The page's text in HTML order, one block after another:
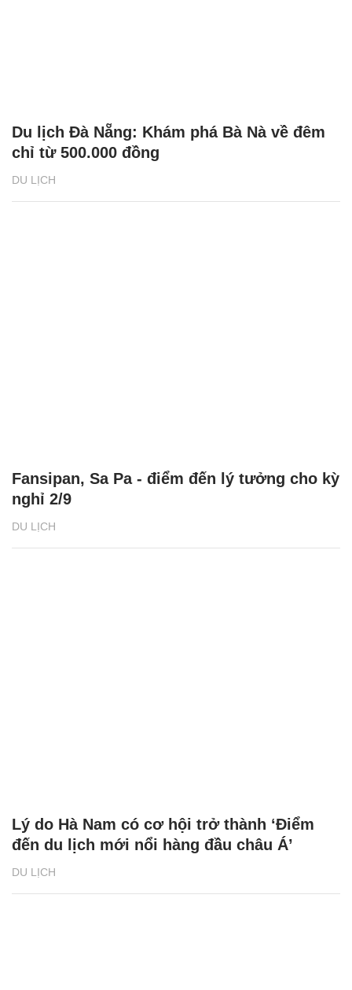
DU LỊCH
Du lịch Đà Nẵng: Khám phá Bà Nà về đêm
chỉ từ 500.000 đồng
DU LỊCH
Fansipan, Sa Pa - điểm đến lý tưởng cho kỳ
nghỉ 2/9
DU LỊCH
Lý do Hà Nam có cơ hội trở thành ‘Điểm
đến du lịch mới nổi hàng đầu châu Á’